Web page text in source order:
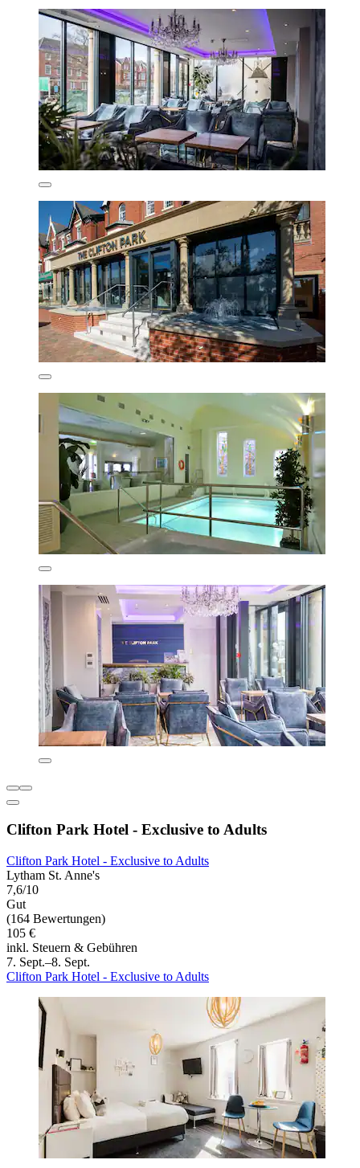
Clifton Park Hotel - Exclusive to Adults
Clifton Park Hotel - Exclusive to Adults
Lytham St. Anne's
7,6/10
Gut
(164 Bewertungen)
105 €
inkl. Steuern & Gebühren
7. Sept.–8. Sept.
Clifton Park Hotel - Exclusive to Adults